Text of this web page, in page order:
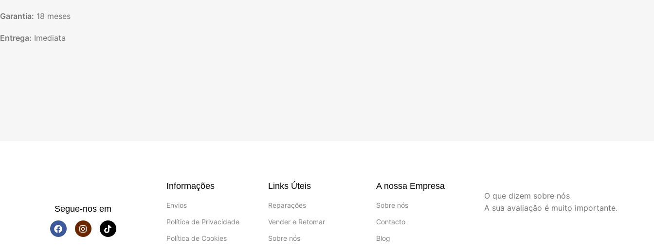
Garantia: 18 meses
Entrega: Imediata
Segue-nos em
Informações
Envios
Política de Privacidade
Política de Cookies
Links Úteis
Reparações
Vender e Retomar
Sobre nós
A nossa Empresa
Sobre nós
Contacto
Blog
O que dizem sobre nós
A sua avaliação é muito importante.